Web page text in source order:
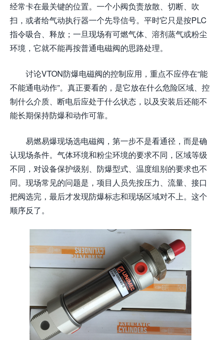
经常卡在最关键的位置。一个小阀负责放散、切断、吹
扫，或者给气动执行器一个先导信号。平时它只是按PLC
指令吸合、释放；一旦现场有可燃气体、溶剂蒸气或粉尘
环境，它就不能再按普通电磁阀的思路处理。
讨论VTON防爆电磁阀的控制应用，重点不应停在“能
不能通电动作”。真正要看的，是它放在什么危险区域、控
制什么介质、断电后应处于什么状态，以及安装后还能不
能长期保持防爆和动作可靠。
易燃易爆现场选电磁阀，第一步不是看通径，而是确
认现场条件。气体环境和粉尘环境的要求不同，区域等级
不同，对设备保护级别、防爆型式、温度组别的要求也不
同。现场常见的问题是，项目人员先按压力、流量、接口
把阀选完，最后才发现防爆标志和现场区域对不上。这个
顺序反了。